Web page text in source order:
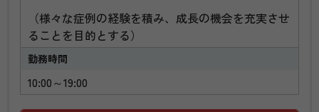
（様々な症例の経験を積み、成長の機会を充実させ
ることを目的とする）
勤務時間
10:00～19:00